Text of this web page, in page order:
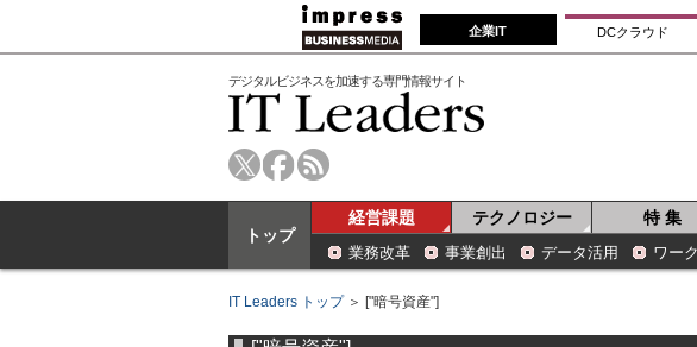
企業IT DCクラウド
デジタルビジネスを加速する専門情報サイト
トップ
経営課題 テクノロジー 特 集
業務改革 事業創出 データ活用 ワー
IT Leaders トップ＞ ["暗号資産"]